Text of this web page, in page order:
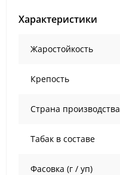
Характеристики
Жаростойкость
Крепость
Страна производства
Табак в составе
Фасовка (г / уп)